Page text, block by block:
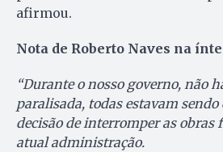
afirmou.
Nota de Roberto Naves na
“Durante o nosso governo, não
paralisada, todas estavam sendo
decisão de interromper as obras
atual administração.